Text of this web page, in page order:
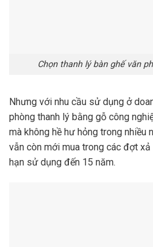
Chọn thanh lý bàn ghế văn
Nhưng với nhu cầu sử dụng ở
phòng thanh lý bằng gỗ công
mà không hề hư hỏng trong nhiều
vẫn còn mới mua trong các đợt xả
hạn sử dụng đến 15 năm.